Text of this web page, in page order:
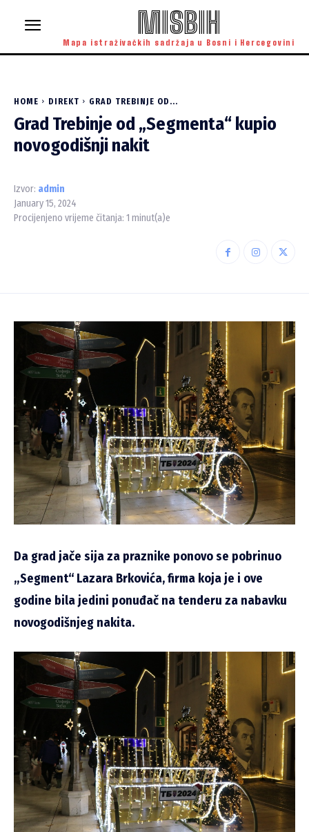
MISBIH
Mapa istraživačkih sadržaja u Bosni i Hercegovini
HOME DIREKT GRAD TREBINJE OD...
Grad Trebinje od „Segmenta“ kupio
novogodišnji nakit
Izvor: admin
January 15, 2024
Procijenjeno vrijeme čitanja: 1 minut(a)e
Da grad jače sija za praznike ponovo se pobrinuo
„Segment“ Lazara Brkovića, firma koja je i ove
godine bila jedini ponuđač na tenderu za nabavku
novogodišnjeg nakita.